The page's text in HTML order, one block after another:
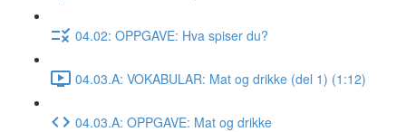
04.02: OPPGAVE: Hva spiser du?
04.03.A: VOKABULAR: Mat og drikke (del 1) (1:12)
04.03.A: OPPGAVE: Mat og drikke